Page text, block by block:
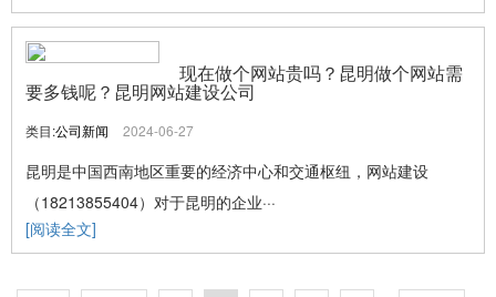
现在做个网站贵吗？昆明做个网站需
要多钱呢？昆明网站建设公司
类目:公司新闻 2024-06-27
昆明是中国西南地区重要的经济中心和交通枢纽，网站建设
（18213855404）对于昆明的企业···
[阅读全文]